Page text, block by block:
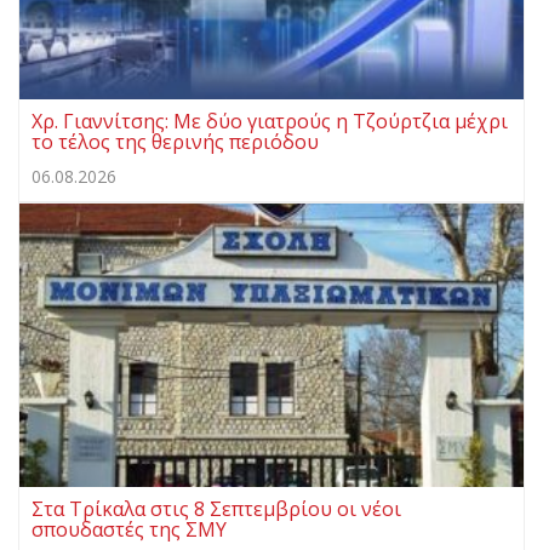
Χρ. Γιαννίτσης: Με δύο γιατρούς η Τζούρτζια μέχρι
το τέλος της θερινής περιόδου
06.08.2026
Στα Τρίκαλα στις 8 Σεπτεμβρίου οι νέοι
σπουδαστές της ΣΜΥ